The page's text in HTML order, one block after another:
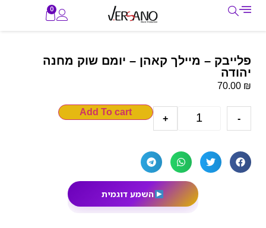
0
פלייבק – מיילך קאהן – יומם שוק מחנה
יהודה
70.00 ₪
-
+
Add To cart
השמע דוגמית